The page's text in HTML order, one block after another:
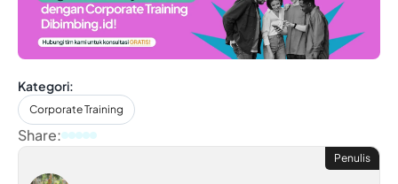
Kategori:
Corporate Training
Share:
Penulis